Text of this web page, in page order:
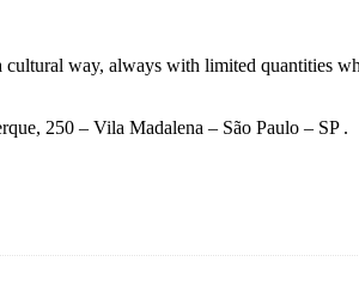
way, always with limited quantities
250 – Vila Madalena – São Paulo – SP .